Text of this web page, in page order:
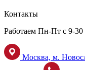
Контакты
Работаем Пн-Пт с 9-30
Москва, м.